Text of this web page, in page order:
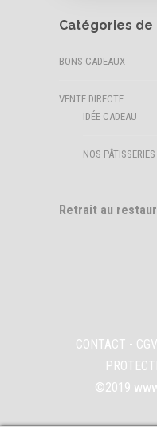
Catégories
BONS CADEAUX
VENTE DIRECTE
IDÉE CADEAU
NOS PÂTISSERIES
Retrait au
CONTACT - CGV
©2019